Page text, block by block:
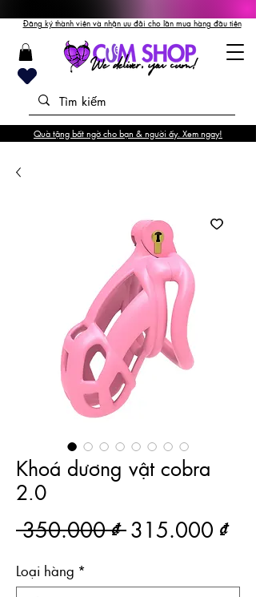
Đăng ký thành viên và nhận ưu đãi cho lần mua hàng đầu tiên
Quà tặng bất ngờ cho bạn & người ấy. Xem ngay!
Khoá dương vật cobra
2.0
350.000 ₫ Giá thông
315.000 ₫
Loại hàng *